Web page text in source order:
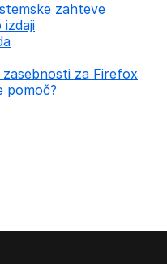
zahteve
izdaji
za Firefox
pomoč?